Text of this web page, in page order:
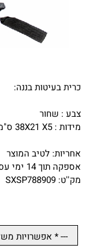
כרית בעיטות בננה:
צבע : שחור
מידות : 38X21 X5 ס"מ
אחריות: לטיב המוצר
אספקה תוך 14 ימי עסקים
מק''ט: SXSP788909